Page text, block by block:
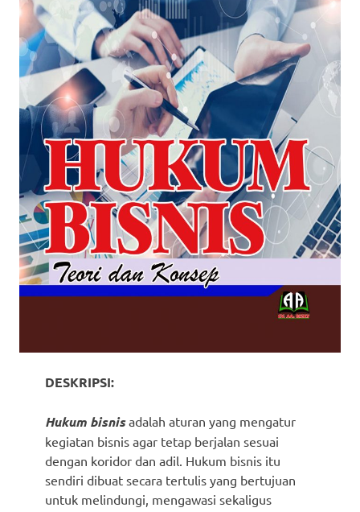
DESKRIPSI:
Hukum bisnisadalah aturan yang mengatur
kegiatan bisnis agar tetap berjalan sesuai
dengan koridor dan adil. Hukum bisnis itu
sendiri dibuat secara tertulis yang bertujuan
untuk melindungi, mengawasi sekaligus